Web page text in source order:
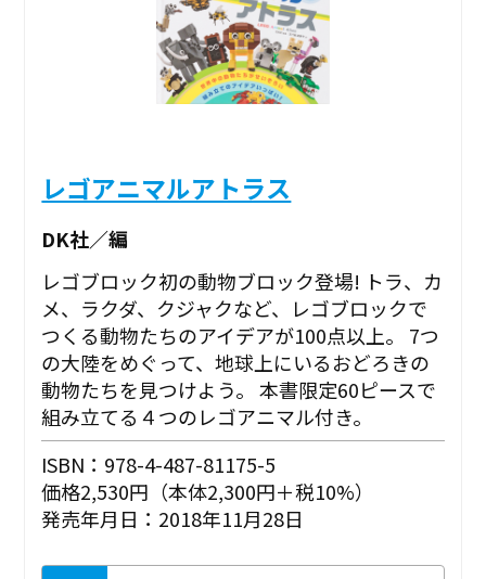
レゴアニマルアトラス
DK社／編
レゴブロック初の動物ブロック登場! トラ、カ
メ、ラクダ、クジャクなど、レゴブロックで
つくる動物たちのアイデアが100点以上。 7つ
の大陸をめぐって、地球上にいるおどろきの
動物たちを見つけよう。 本書限定60ピースで
組み立てる４つのレゴアニマル付き。
ISBN：978-4-487-81175-5
価格2,530円（本体2,300円＋税10%）
発売年月日：2018年11月28日